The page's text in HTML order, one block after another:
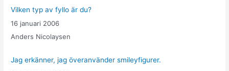
Vilken typ av fyllo är du?
16 januari 2006
Anders Nicolaysen
Jag erkänner, jag överanvänder smileyfigurer.